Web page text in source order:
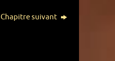
Chapitre suivant